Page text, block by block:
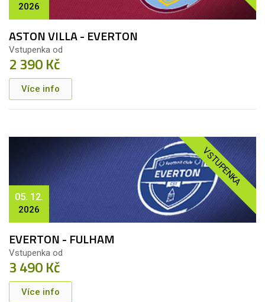
2026
ASTON VILLA - EVERTON
Vstupenka od
2 390 Kč
Více info
VSTUPENKA
05. 12.
2026
EVERTON - FULHAM
Vstupenka od
3 490 Kč
Více info